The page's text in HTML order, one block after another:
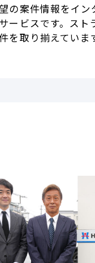
の案件情報をイ
ービスです。ス
を取り揃えていま